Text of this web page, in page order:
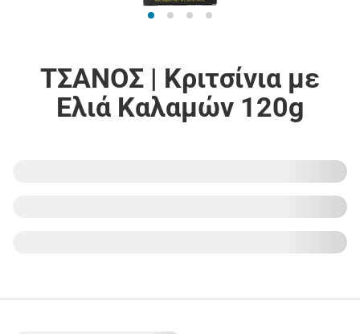
ΤΣΑΝΟΣ | Κριτσίνια με
Ελιά Καλαμών 120g